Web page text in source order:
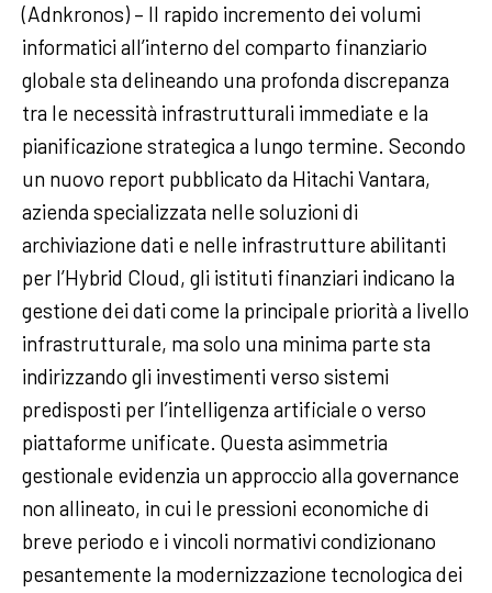
(Adnkronos) – Il rapido incremento dei volumi
informatici all’interno del comparto finanziario
globale sta delineando una profonda discrepanza
tra le necessità infrastrutturali immediate e la
pianificazione strategica a lungo termine. Secondo
un nuovo report pubblicato da Hitachi Vantara,
azienda specializzata nelle soluzioni di
archiviazione dati e nelle infrastrutture abilitanti
per l’Hybrid Cloud, gli istituti finanziari indicano la
gestione dei dati come la principale priorità a livello
infrastrutturale, ma solo una minima parte sta
indirizzando gli investimenti verso sistemi
predisposti per l’intelligenza artificiale o verso
piattaforme unificate. Questa asimmetria
gestionale evidenzia un approccio alla governance
non allineato, in cui le pressioni economiche di
breve periodo e i vincoli normativi condizionano
pesantemente la modernizzazione tecnologica dei